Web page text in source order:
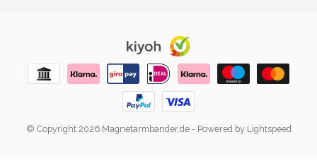
© Copyright 2026 Magnetarmbander.de- Powered by Lightspeed